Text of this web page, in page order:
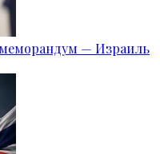
— Израиль